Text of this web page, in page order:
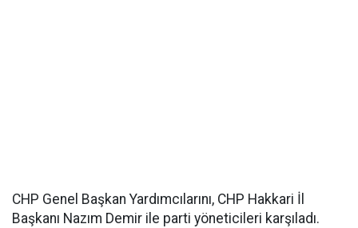
CHP Genel Başkan Yardımcılarını, CHP Hakkari İl
Başkanı Nazım Demir ile parti yöneticileri karşıladı.